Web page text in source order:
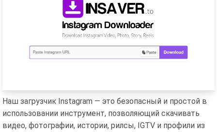
Наш загрузчик Instagram — это безопасный и простой в
использовании инструмент, позволяющий скачивать
видео, фотографии, истории, рилсы, IGTV и профили из